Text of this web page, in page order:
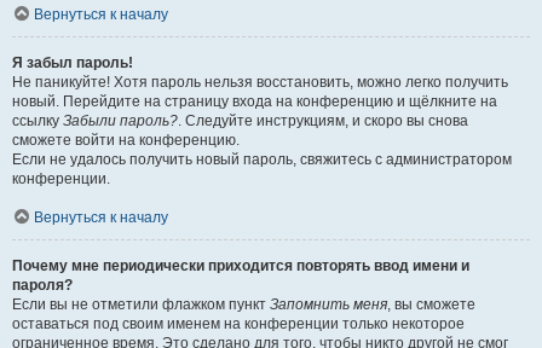
Вернуться к началу
Я забыл пароль!
Не паникуйте! Хотя пароль нельзя восстановить, можно легко получить
новый. Перейдите на страницу входа на конференцию и щёлкните на
ссылку Забыли пароль?. Следуйте инструкциям, и скоро вы снова
сможете войти на конференцию.
Если не удалось получить новый пароль, свяжитесь с администратором
конференции.
Вернуться к началу
Почему мне периодически приходится повторять ввод имени и
пароля?
Если вы не отметили флажком пункт Запомнить меня, вы сможете
оставаться под своим именем на конференции только некоторое
ограниченное время. Это сделано для того, чтобы никто другой не смог